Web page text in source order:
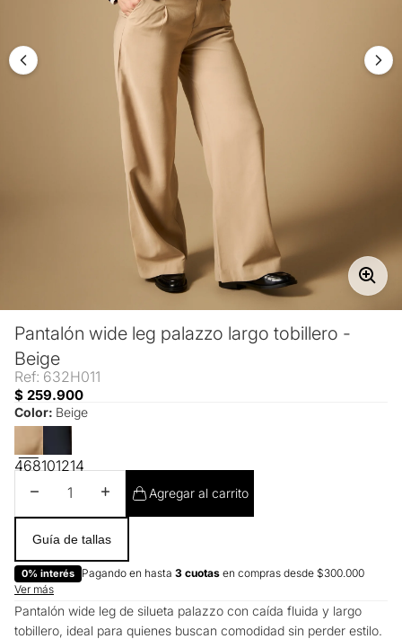
Pantalón wide leg palazzo largo tobillero -
Beige
Ref: 632H011
$ 259.900
Color: Beige
468101214
Disminuir cantidadAumentar cantidad
Agregar al carrito
Guía de tallas
0% interés Pagando en hasta 3 cuotas en compras desde $300.000
Ver más
Pantalón wide leg de silueta palazzo con caída fluida y largo
tobillero, ideal para quienes buscan comodidad sin perder estilo.